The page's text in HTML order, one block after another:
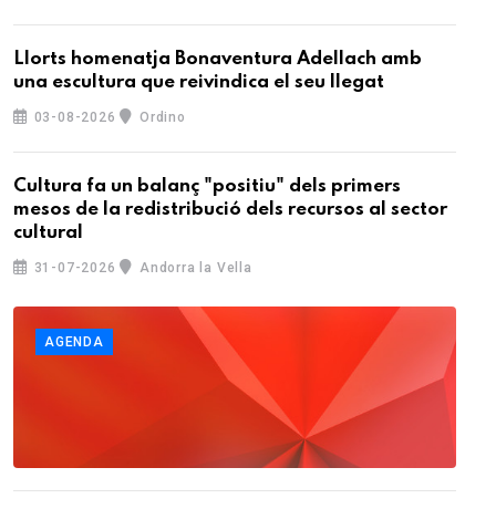
Llorts homenatja Bonaventura Adellach amb
una escultura que reivindica el seu llegat
03-08-2026 Ordino
Cultura fa un balanç "positiu" dels primers
mesos de la redistribució dels recursos al sector
cultural
31-07-2026 Andorra la Vella
AGENDA